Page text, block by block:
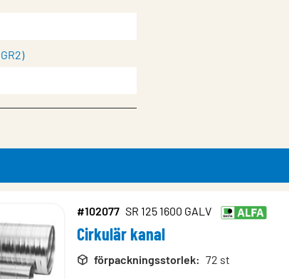
.xlsx)
#102077 SR 125 1600 GALV
Cirkulär kanal
förpackningsstorlek: 72 st